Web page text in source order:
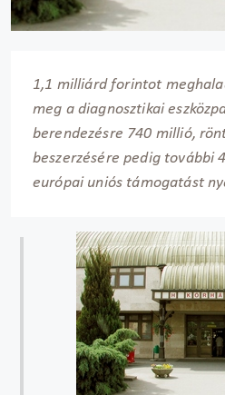
1,1 milliárd forintot
meg a diagnosztikai
berendezésre 740 millió,
beszerzésére pedig további
európai uniós támogatást